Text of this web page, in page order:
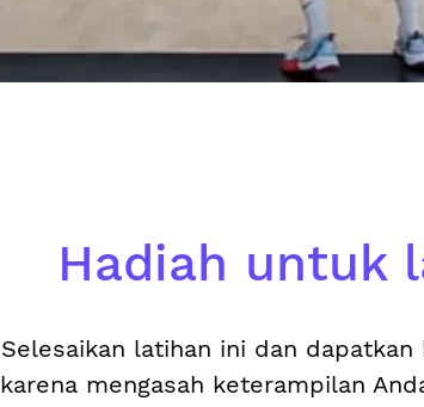
Hadiah untuk
Selesaikan latihan ini dan dapatkan
karena mengasah keterampilan